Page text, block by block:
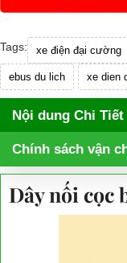
Tags: xe điện đại cường
ebus du lich xe dien
Nội dung Chi Tiết
Chính sách vận
Dây nối cọc